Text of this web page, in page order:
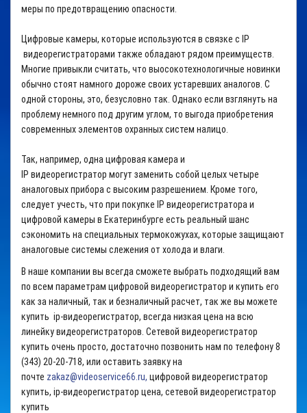
меры по предотвращению опасности.
Цифровые камеры, которые используются в связке с IP
видеорегистраторами также обладают рядом преимуществ.
Многие привыкли считать, что выосокотехнологичные новинки
обычно стоят намного дороже своих устаревших аналогов. С
одной стороны, это, безусловно так. Однако если взглянуть на
проблему немного под другим углом, то выгода приобретения
современных элементов охранных систем налицо.
Так, например, одна цифровая камера и
IP видеорегистратор могут заменить собой целых четыре
аналоговых прибора с высоким разрешением. Кроме того,
следует учесть, что при покупке IP видеорегистратора и
цифровой камеры в Екатеринбурге есть реальный шанс
сэкономить на специальных термокожухах, которые защищают
аналоговые системы слежения от холода и влаги.
В наше компании вы всегда сможете выбрать подходящий вам
по всем параметрам цифровой видеорегистратор и купить его
как за наличный, так и безналичный расчет, так же вы можете
купить ip-видеорегистратор, всегда низкая цена на всю
линейку видеорегистраторов. Сетевой видеорегистратор
купить очень просто, достаточно позвонить нам по телефону 8
(343) 20-20-718, или оставить заявку на
почте zakaz@videoservice66.ru, цифровой видеорегистратор
купить, ip-видеорегистратор цена, сетевой видеорегистратор
купить